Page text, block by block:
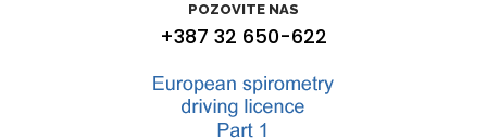
POZOVITE NAS
+387 32 650-622